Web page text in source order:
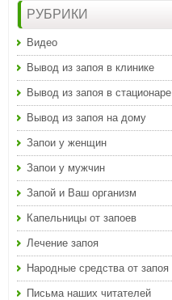
РУБРИКИ
Видео
Вывод из запоя в клинике
Вывод из запоя в стационаре
Вывод из запоя на дому
Запои у женщин
Запои у мужчин
Запой и Ваш организм
Капельницы от запоев
Лечение запоя
Народные средства от запоя
Письма наших читателей